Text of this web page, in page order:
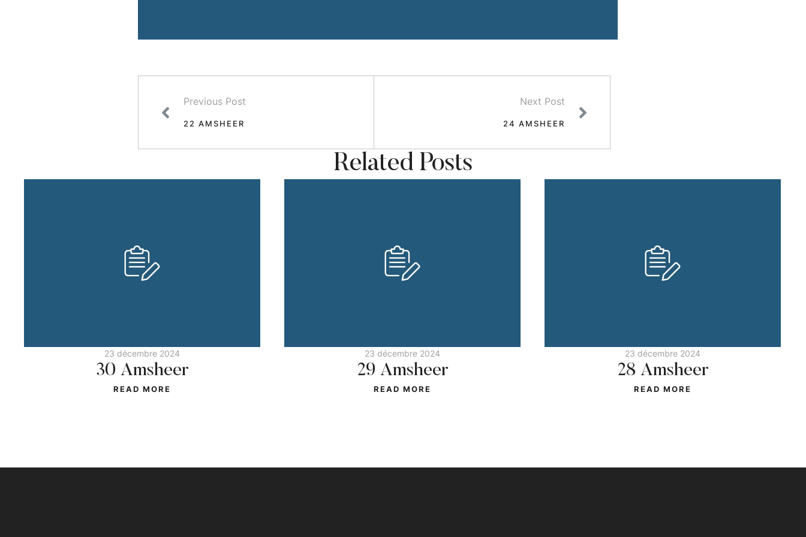
Previous Post
22 AMSHEER
Next Post
24 AMSHEER
Related Posts
23 décembre 2024
30 Amsheer
READ MORE
23 décembre 2024
29 Amsheer
READ MORE
23 décembre 2024
28 Amsheer
READ MORE